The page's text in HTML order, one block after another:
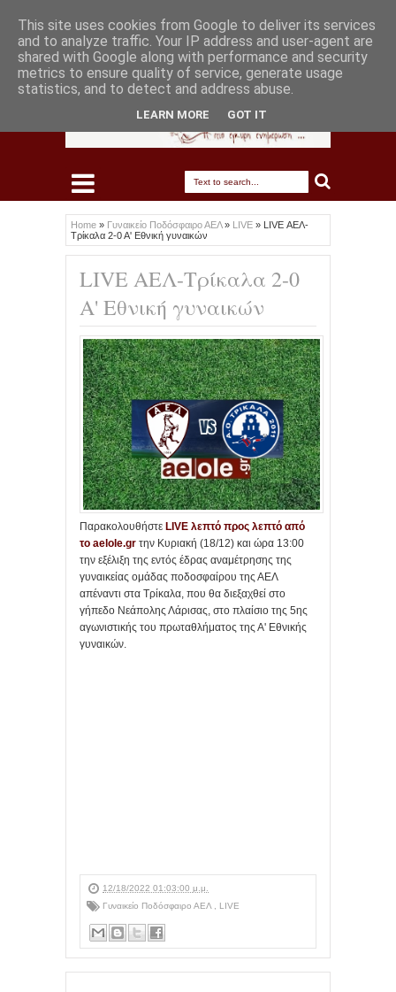
Home » Γυναικείο Ποδόσφαιρο ΑΕΛ» LIVE » LIVE ΑΕΛ-
Τρίκαλα 2-0 Α' Εθνική γυναικών
LIVE ΑΕΛ-Τρίκαλα 2-0
Α' Εθνική γυναικών
Παρακολουθήστε LIVE λεπτό προς λεπτό από
το aelole.gr την Κυριακή (18/12) και ώρα 13:00
την εξέλιξη της εντός έδρας αναμέτρησης της
γυναικείας ομάδας ποδοσφαίρου της ΑΕΛ
απέναντι στα Τρίκαλα, που θα διεξαχθεί στο
γήπεδο Νεάπολης Λάρισας, στο πλαίσιο της 5ης
αγωνιστικής του πρωταθλήματος της Α' Εθνικής
γυναικών.
12/18/2022 01:03:00 μ.μ.
Γυναικείο Ποδόσφαιρο ΑΕΛ
LIVE
This site uses cookies from Google to deliver its services
and to analyze traffic. Your IP address and user-agent are
shared with Google along with performance and security
metrics to ensure quality of service, generate usage
statistics, and to detect and address abuse.
LEARN MORE GOT IT